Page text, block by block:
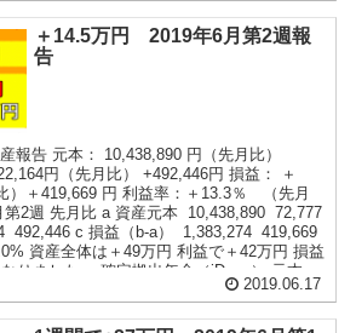
＋14.5万円 2019年6月第2週報
告
告 元本： 10,438,890 円（先月比）
円（先月比） +492,446円 損益： ＋
＋419,669 円 利益率：＋13.3％ （先月
第2週 先月比 a 資産元本 10,438,890 72,777
492,446 c 損益（b-a） 1,383,274 419,669
資産全体は＋49万円 利益で＋42万円 損益
りました。 確定拠出年金（iDeco） 元本：
＋23,000円 資産： 721,600円（先月比）
2019.06.17